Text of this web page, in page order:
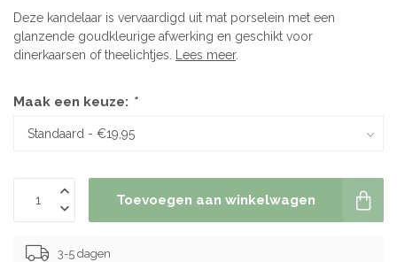
Deze kandelaar is vervaardigd uit mat porselein met een
glanzende goudkleurige afwerking en geschikt voor
dinerkaarsen of theelichtjes.
Lees meer.
Maak een keuze: *
Toevoegen aan winkelwagen
3-5 dagen